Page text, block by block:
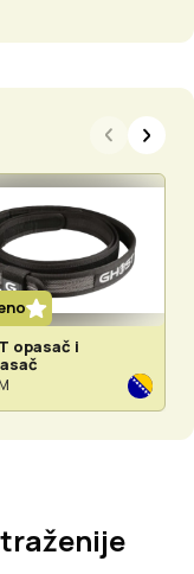
opasač i